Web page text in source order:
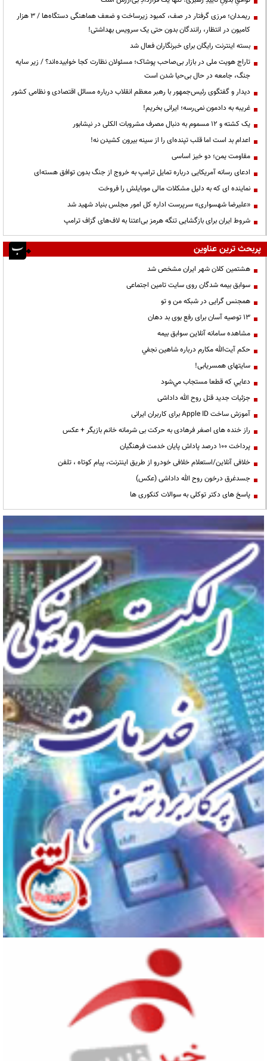
ریمـدان؛ مرزی گرفتار در صف، کمبود زیرساخت و ضعف هماهنگی دستگاه‌ها / ۳ هزار
کامیون در انتظار، رانندگان بدون حتی یک سرویس بهداشتی!
بسته اینترنت رایگان برای خبرنگاران فعال شد
تاراج هویت ملی در بازار بی‌صاحب پوشاک؛ مسئولان نظارت کجا خوابیده‌اند؟ / زیر سایه
جنگ، جامعه در حال بی‌حیا شدن است
دیدار و گفتگوی رئیس‌جمهور با رهبر معظم انقلاب درباره مسائل اقتصادی و نظامی کشور
غریبه به دادمون نمی‌رسه؛ ایرانی بخریم!
یک کشته و ۱۲ مسموم به دنبال مصرف مشروبات الکلی در نیشابور
اعدام بد است اما قلب تپنده‌ای را از سینه بیرون کشیدن نه!
مقاومت یمن؛ دو خیز اساسی
ادعای رسانه آمریکایی درباره تمایل ترامپ به خروج از جنگ بدون توافق هسته‌ای
نماینده ای که به دلیل مشکلات مالی موبایلش را فروخت
«علیرضا شهسواری» سرپرست اداره کل امور مجلس بنیاد شهید شد
شروط ایران برای بازگشایی تنگه هرمز بی‌اعتنا به لاف‌های گزاف ترامپ
پربحث ترین عناوین
هشتمین کلان شهر ایران مشخص شد
سوابق بیمه شدگان روی سایت تامین اجتماعی
همجنس گرایی در شبکه من و تو
13 توصیه آسان برای رفع بوی بد دهان
مشاهده سامانه آنلاين سوابق بیمه
حكم آيت‌الله مكارم درباره شاهين نجفي
سایتهای همسریابی!
دعايي كه قطعا مستجاب مي‌شود
جزئیات جدید قتل روح الله داداشی
آموزش ساخت Apple ID برای کاربران ایرانی
راز خنده های اصغر فرهادی به حرکت بی شرمانه خانم بازیگر + عکس
پرداخت ۱۰۰ درصد پاداش پایان خدمت فرهنگیان
خلافی آنلاین/استعلام خلافی خودرو از طریق اینترنت، پیام کوتاه ، تلفن
جسدغرق درخون روح الله داداشی (عکس)
پاسخ های دکتر توکلی به سوالات کنکوری ها